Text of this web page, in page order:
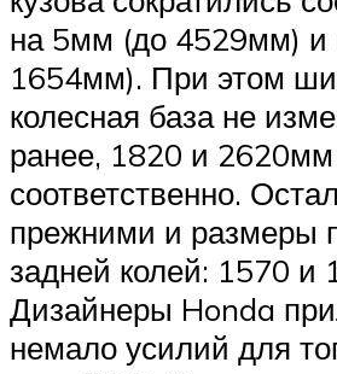
на 5мм (до 4529мм)
1654мм). При этом
колесная база не
ранее, 1820 и 2620мм
соответственно.
прежними и размеры
задней колей: 1570 и
Дизайнеры Honda
немало усилий для